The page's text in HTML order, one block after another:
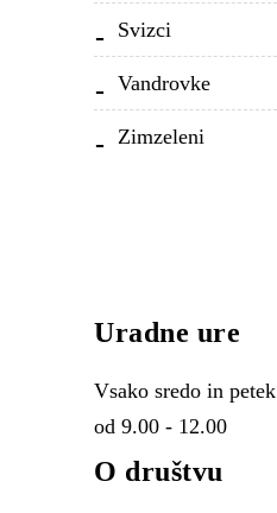
Svizci
Vandrovke
Zimzeleni
Uradne ure
Vsako sredo in petek
od 9.00 - 12.00
O društvu